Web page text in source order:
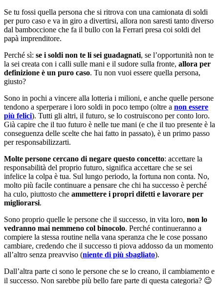
Se tu fossi quella persona che si ritrova con una camionata di soldi
per puro caso e va in giro a divertirsi, allora non saresti tanto diverso
dal bamboccione che fa il bullo con la Ferrari presa coi soldi del
papà imprenditore.
Perché sì: se i soldi non te li sei guadagnati, se l’opportunità non te
la sei creata con i calli sulle mani e il sudore sulla fronte, allora per
definizione è un puro caso. Tu non vuoi essere quella persona,
giusto?
Sono in pochi a vincere alla lotteria i milioni, e anche quelle persone
tendono a sperperare i loro soldi in poco tempo (oltre a non essere
più felici). Tutti gli altri, il futuro, se lo costruiscono per conto loro.
Già capire che il tuo futuro è nelle tue mani (e che il tuo presente è la
conseguenza delle scelte che hai fatto in passato), è un primo passo
per responsabilizzarti.
Molte persone cercano di negare questo concetto: accettare la
responsabilità del proprio futuro, significa accettare che se sei
infelice la colpa è tua. Sul lungo periodo, la fortuna non conta. No,
molto più facile continuare a pensare che chi ha successo è perché
ha culo, piuttosto che ammettere i propri difetti e lavorare per
migliorarsi.
Sono proprio quelle le persone che il successo, in vita loro, non lo
vedranno mai nemmeno col binocolo. Perché continueranno a
compiere la stessa routine nella vana speranza che le cose possano
cambiare, credendo che il successo ti piova addosso da un momento
all’altro senza preavviso (niente di più sbagliato).
Dall’altra parte ci sono le persone che se lo creano, il cambiamento e
il successo. Non sarebbe più bello fare parte di questa categoria? 😉